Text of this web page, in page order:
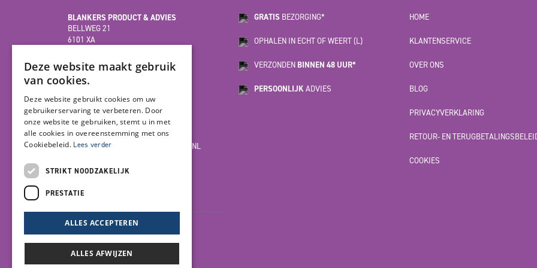
BLANKERS PRODUCT & ADVIES
BELLWEG 21
6101 XA
(HOOFDVESTIGING)
6004 AX
WEERT
INFO@BLANKERSPRODUCT-ADVIES.NL
LET'S GET SOCIAL
GRATIS BEZORGING*
OPHALEN IN ECHT OF WEERT (L)
VERZONDEN BINNEN 48 UUR*
PERSOONLIJKADVIES
HOME
KLANTENSERVICE
OVER ONS
BLOG
PRIVACYVERKLARING
RETOUR- EN
COOKIES
Deze website maakt gebruik
van cookies.
Deze website gebruikt cookies om uw
gebruikerservaring te verbeteren. Door
onze website te gebruiken, stemt u in met
alle cookies in overeenstemming met ons
Cookiebeleid. Lees verder
STRIKT NOODZAKELIJK
PRESTATIE
ALLES ACCEPTEREN
ALLES AFWIJZEN